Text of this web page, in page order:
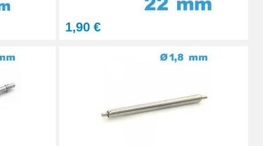
1,90 €